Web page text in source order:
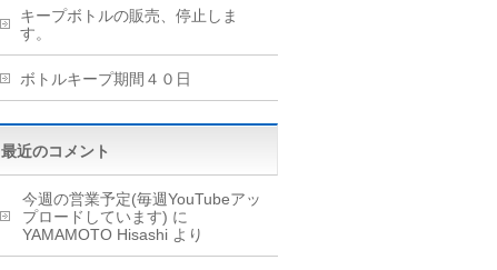
キープボトルの販売、停止しま
す。
ボトルキープ期間４０日
最近のコメント
今週の営業予定(毎週YouTubeアッ
プロードしています) に
YAMAMOTO Hisashi より